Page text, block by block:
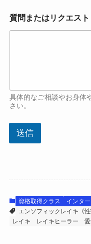
質問またはリクエスト
具体的なご相談やお身体
さい。
送信
資格取得クラス
インタ
エンソフィックレイキ《性
レイキ
レイキヒーラー